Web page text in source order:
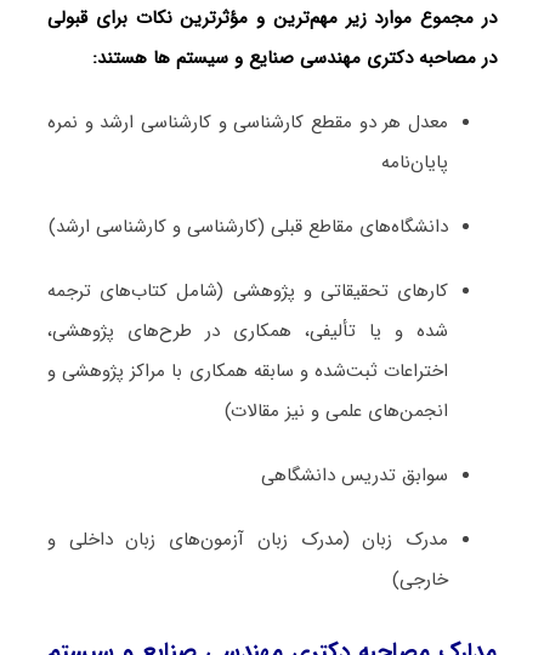
در مجموع موارد زیر مهم‌ترین و مؤثرترین نکات برای قبولی
در مصاحبه دکتری مهندسی صنایع و سیستم ها هستند:
معدل هر دو مقطع کارشناسی و کارشناسی ارشد و نمره
پایان‌نامه
دانشگاه‌های مقاطع قبلی (کارشناسی و کارشناسی ارشد)
کارهای تحقیقاتی و پژوهشی (شامل کتاب‌های ترجمه­‌
شده و یا تألیفی، همکاری در طرح‌های پژوهشی،
اختراعات ثبت‌­شده و سابقه همکاری با مراکز پژوهشی و
انجمن‌های علمی و نیز مقالات)
سوابق تدریس دانشگاهی
مدرک زبان (مدرک زبان آزمون‌های زبان داخلی و
خارجی)